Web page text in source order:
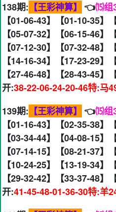
138期: 【王彩神算】 👈⒂组
【01-06-43】【01-10-35】
【05-07-32】【06-15-46】
【07-12-30】【07-32-48】
【14-16-34】【17-23-29】
【27-46-48】【28-43-45】
开:38-22-06-24-20-46特:马
139期: 【王彩神算】 👈⒂组
【01-16-43】【02-35-38】
【03-34-44】【04-08-15】
【07-14-15】【08-21-37】
【10-24-25】【13-19-34】
【29-32-42】【33-37-48】
开:41-45-48-01-36-30特:羊